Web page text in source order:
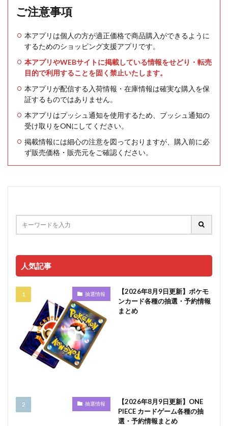
ご注意事項
本アプリは個人の方が適正価格で商品購入ができるように
するためのショッピング支援アプリです。
本アプリやWEBサイトに掲載している情報をせどり・転売
目的で利用することを固く禁止いたします。
本アプリが配信する入荷情報・在庫情報は確実な購入を保
証するものではありません。
本アプリはプッシュ通知を使用するため、プッシュ通知の
受け取りをONにしてください。
掲載情報には細心の注意を図っておりますが、購入前に必
ず販売価格・販売元をご確認ください。
人気記事
抽選情報
【2026年8月9日更新】ポケモ
ンカード各種の抽選・予約情報
まとめ
抽選情報
【2026年8月9日更新】ONE
PIECE カードゲーム各種の抽
選・予約情報まとめ